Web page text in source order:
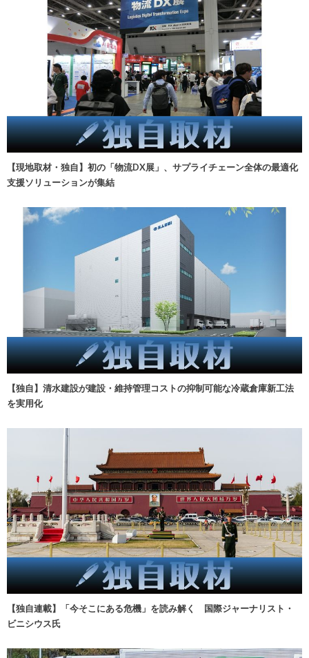
【現地取材・独自】初の「物流DX展」、サプライチェーン全体の最適化
支援ソリューションが集結
【独自】清水建設が建設・維持管理コストの抑制可能な冷蔵倉庫新工法
を実用化
【独自連載】「今そこにある危機」を読み解く 国際ジャーナリスト・
ビニシウス氏